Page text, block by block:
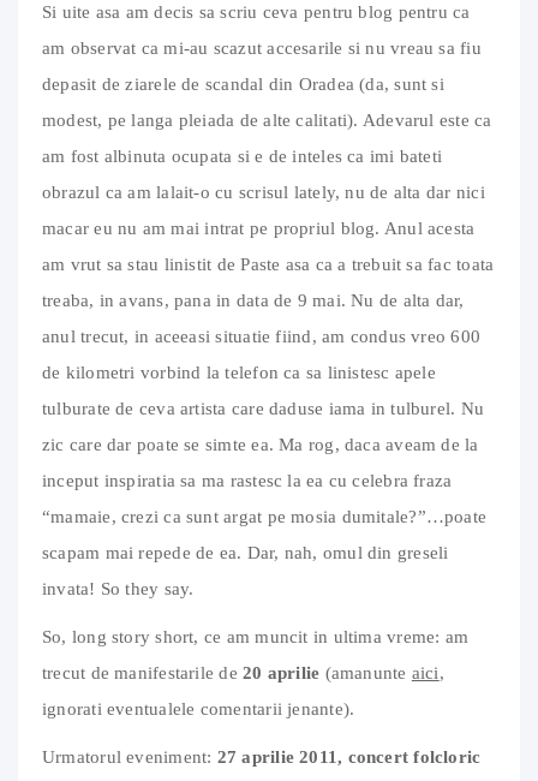
Si uite asa am decis sa scriu ceva pentru blog pentru ca
am observat ca mi-au scazut accesarile si nu vreau sa fiu
depasit de ziarele de scandal din Oradea (da, sunt si
modest, pe langa pleiada de alte calitati). Adevarul este ca
am fost albinuta ocupata si e de inteles ca imi bateti
obrazul ca am lalait-o cu scrisul lately, nu de alta dar nici
macar eu nu am mai intrat pe propriul blog. Anul acesta
am vrut sa stau linistit de Paste asa ca a trebuit sa fac toata
treaba, in avans, pana in data de 9 mai. Nu de alta dar,
anul trecut, in aceeasi situatie fiind, am condus vreo 600
de kilometri vorbind la telefon ca sa linistesc apele
tulburate de ceva artista care daduse iama in tulburel. Nu
zic care dar poate se simte ea. Ma rog, daca aveam de la
inceput inspiratia sa ma rastesc la ea cu celebra fraza
“mamaie, crezi ca sunt argat pe mosia dumitale?”…poate
scapam mai repede de ea. Dar, nah, omul din greseli
invata! So they say.
So, long story short, ce am muncit in ultima vreme: am
trecut de manifestarile de20 aprilie (amanunte aici,
ignorati eventualele comentarii jenante).
Urmatorul eveniment: 27 aprilie 2011, concert folcloric